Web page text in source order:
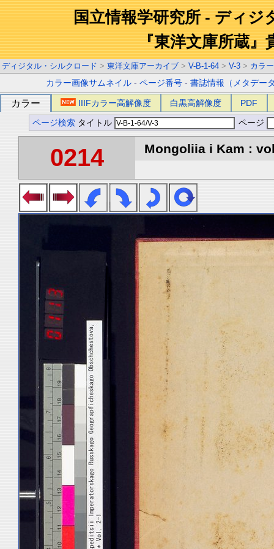
国立情報学研究所 - ディジ
『東洋文庫所蔵』
ディジタル・シルクロード > 東洋文庫アーカイブ > V-B-1-64 > V-3 > カラ
カラー画像サムネイル -ページ番号 -書誌情報（メタデー
カラー IIIFカラー高解像度 白黒高解像度 PDF
ページ検索 タイトル ページ
0214 Mongoliia i Kam :